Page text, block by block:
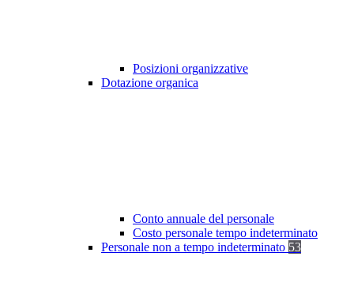
Posizioni organizzative
Dotazione organica
Conto annuale del personale
Costo personale tempo indeterminato
Personale non a tempo indeterminato 53